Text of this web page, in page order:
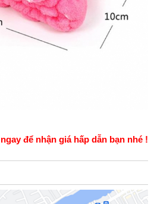
để nhận giá hấp dẫn bạn nhé !